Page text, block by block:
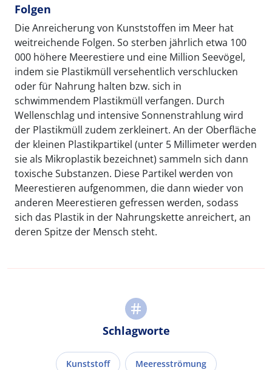
Folgen
Die Anreicherung von Kunststoffen im Meer hat
weitreichende Folgen. So sterben jährlich etwa 100
000 höhere Meerestiere und eine Million Seevögel,
indem sie Plastikmüll versehentlich verschlucken
oder für Nahrung halten bzw. sich in
schwimmendem Plastikmüll verfangen. Durch
Wellenschlag und intensive Sonnenstrahlung wird
der Plastikmüll zudem zerkleinert. An der Oberfläche
der kleinen Plastikpartikel (unter 5 Millimeter werden
sie als Mikroplastik bezeichnet) sammeln sich dann
toxische Substanzen. Diese Partikel werden von
Meerestieren aufgenommen, die dann wieder von
anderen Meerestieren gefressen werden, sodass
sich das Plastik in der Nahrungskette anreichert, an
deren Spitze der Mensch steht.
Schlagworte
Kunststoff Meeresströmung